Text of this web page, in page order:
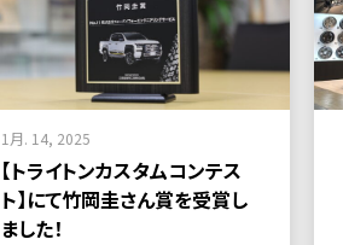
1月. 14, 2025
【トライトンカスタムコンテス
ト】にて竹岡圭さん賞を受賞し
ました！